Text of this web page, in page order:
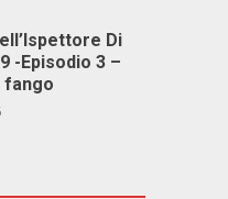
Di
-Episodio 3 –
fango